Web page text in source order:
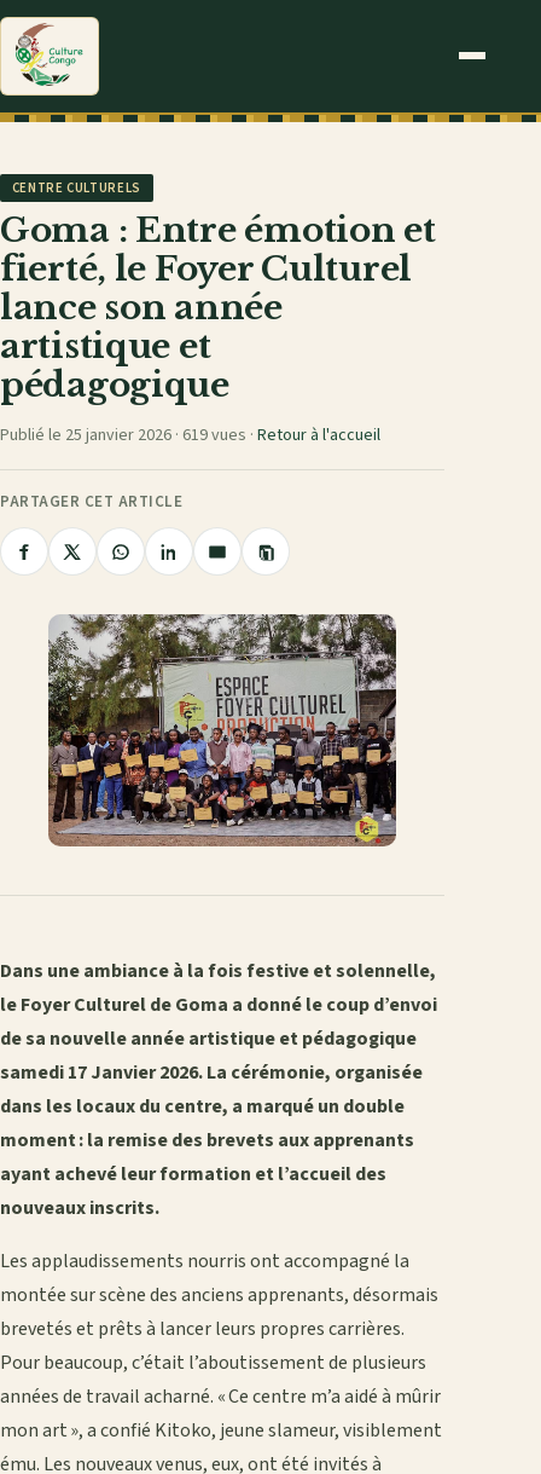
CENTRE CULTURELS
Goma : Entre émotion et
fierté, le Foyer Culturel
lance son année
artistique et
pédagogique
Publié le 25 janvier 2026 · 619 vues · Retour à l'accueil
PARTAGER CET ARTICLE
Partager
Facebook
Partager
X
Partager
WhatsApp
Partager
LinkedIn
Partager
e-
mail
Copier
le
Dans une ambiance à la fois festive et solennelle,
le Foyer Culturel de Goma a donné le coup d’envoi
de sa nouvelle année artistique et pédagogique
samedi 17 Janvier 2026. La cérémonie, organisée
dans les locaux du centre, a marqué un double
moment : la remise des brevets aux apprenants
ayant achevé leur formation et l’accueil des
nouveaux inscrits.
Les applaudissements nourris ont accompagné la
montée sur scène des anciens apprenants, désormais
brevetés et prêts à lancer leurs propres carrières.
Pour beaucoup, c’était l’aboutissement de plusieurs
années de travail acharné. « Ce centre m’a aidé à mûrir
mon art », a confié Kitoko, jeune slameur, visiblement
ému. Les nouveaux venus, eux, ont été invités à